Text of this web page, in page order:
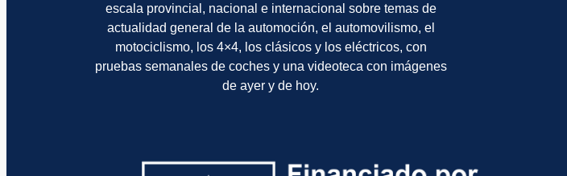
escala provincial, nacional e internacional sobre temas de
actualidad general de la automoción, el automovilismo, el
motociclismo, los 4×4, los clásicos y los eléctricos, con
pruebas semanales de coches y una videoteca con imágenes
de ayer y de hoy.